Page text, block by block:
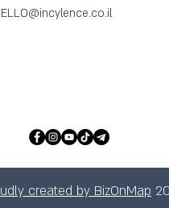
created by BizOnMap